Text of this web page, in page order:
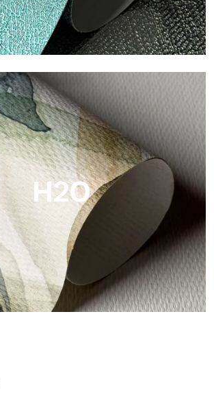
pintado metálico de Tecnografica, con
únicos que resaltan los colores oro, plata,
H2O
de baño de fibra de vidrio
para cabinas de ducha y ambientes